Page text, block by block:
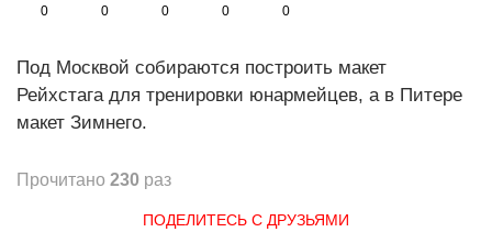
0 0 0 0 0
Под Москвой собираются построить макет
Рейхстага для тренировки юнармейцев, а в Питере
макет Зимнего.
Прочитано 230 раз
ПОДЕЛИТЕСЬ С ДРУЗЬЯМИ